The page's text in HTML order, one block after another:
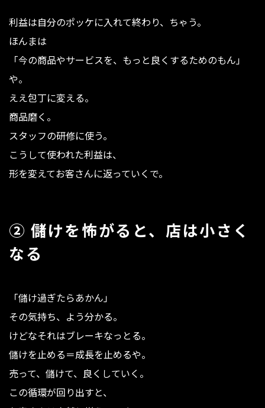
利益は自分のポッケに入れて終わり、ちゃう。
ほんまは
「今の商品やサービスを、もっと良くするためのもん」
や。
ええ包丁に変える。
商品磨く。
スタッフの研修に使う。
こうして使われた利益は、
形を変えてお客さんに返っていくで。
② 儲けを怖がると、店は小さく
なる
「儲け過ぎたらあかん」
その気持ち、よう分かる。
けどなそれはブレーキなっとる。
儲けを止める＝成長を止めるや。
売って、儲けて、良くしていく。
この循環が回り出すと、